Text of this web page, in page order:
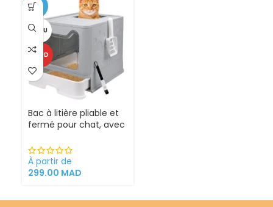
-25%
VENDU
CHAUD
Bac à litière pliable et
fermé pour chat, avec
À partir de
299.00 MAD